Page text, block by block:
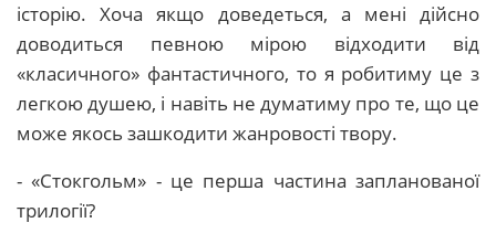
історію. Хоча якщо доведеться, а мені дійсно
доводиться певною мірою відходити від
«класичного» фантастичного, то я робитиму це з
легкою душею, і навіть не думатиму про те, що це
може якось зашкодити жанровості твору.
- «Стокгольм» - це перша частина запланованої
трилогії?